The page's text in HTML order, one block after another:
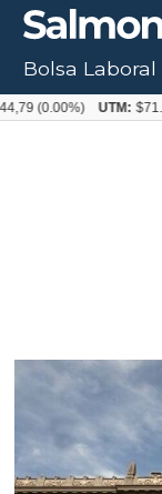
Tag:
Bolsa Laboral
UTM: $71.649 (+0.20%)